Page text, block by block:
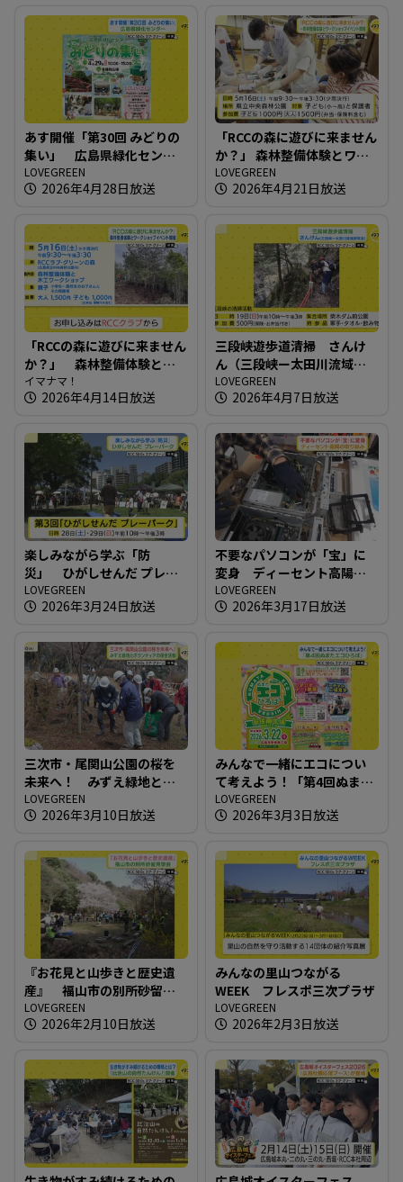
あす開催「第30回 みどりの
集い」 広島県緑化センタ
ー
LOVEGREEN
2026年4月28日放送
「RCCの森に遊びに来ません
か？」 森林整備体験とワー
クショップイベント開催
LOVEGREEN
2026年4月21日放送
「RCCの森に遊びに来ません
か？」 森林整備体験とワ
ークショップイベント開催
イマナマ！
2026年4月14日放送
三段峡遊歩道清掃 さんけ
ん（三段峡ー太田川流域研
究会）
LOVEGREEN
2026年4月7日放送
楽しみながら学ぶ「防
災」 ひがしせんだ プレー
パーク
LOVEGREEN
2026年3月24日放送
不要なパソコンが「宝」に
変身 ディーセント高陽の
取り組み
LOVEGREEN
2026年3月17日放送
三次市・尾関山公園の桜を
未来へ！ みずえ緑地とボ
ランティアの保全活動
LOVEGREEN
2026年3月10日放送
みんなで一緒にエコについ
て考えよう！「第4回ぬまた
エコひろば」
LOVEGREEN
2026年3月3日放送
『お花見と山歩きと歴史遺
産』 福山市の別所砂留見
学会
LOVEGREEN
2026年2月10日放送
みんなの里山つながる
WEEK フレスポ三次プラザ
LOVEGREEN
2026年2月3日放送